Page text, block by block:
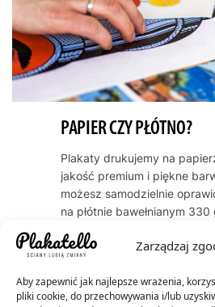
Zarządzaj
Aby zapewnić jak najlepsze wrażenia,
pliki cookie, do przechowywania i/lub
PAPIER CZY PŁÓTNO?
Plakaty drukujemy na
jakość premium i piękne
możesz samodzielnie
na płótnie bawełnianym 330
naturalną, artystyczną
dostarczamy je oprawione w
przez dekady – do 60 lat
200 lat dla płócien.